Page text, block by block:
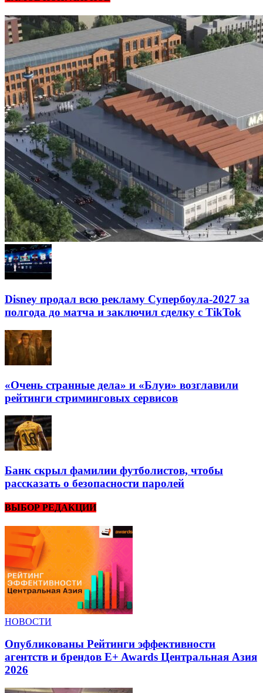
Disney продал всю рекламу Супербоула-2027 за
полгода до матча и заключил сделку с TikTok
«Очень странные дела» и «Блуи» возглавили
рейтинги стриминговых сервисов
Банк скрыл фамилии футболистов, чтобы
рассказать о безопасности паролей
ВЫБОР РЕДАКЦИИ
НОВОСТИ
Опубликованы Рейтинги эффективности
агентств и брендов E+ Awards Центральная Азия
2026